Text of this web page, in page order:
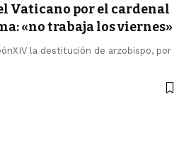
Vaticano por el cardenal
«no trabaja los viernes»
la destitución de arzobispo, por